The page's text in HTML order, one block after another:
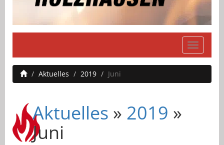
Aktuelles
2019 Juni
Aktuelles » 2019 »
Juni